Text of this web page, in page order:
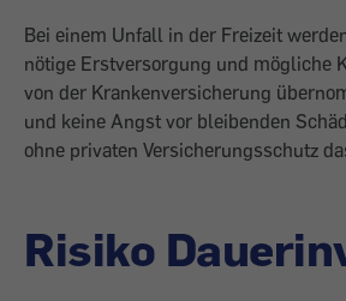
Bei einem Unfall in der Freizeit
nötige Erstversorgung und mögliche
von der Krankenversicherung
und keine Angst vor bleibenden
ohne privaten Versicherungsschutz
Risiko